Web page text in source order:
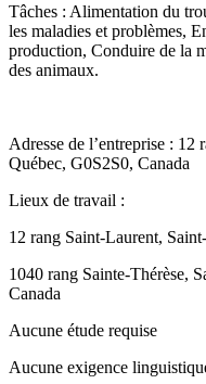
Tâches : Alimentation du
les maladies et problèmes,
production, Conduire de la
des animaux.
Adresse de l’entreprise :
Québec, G0S2S0, Canada
Lieux de travail :
12 rang Saint-Laurent,
1040 rang Sainte-Thérèse,
Canada
Aucune étude requise
Aucune exigence